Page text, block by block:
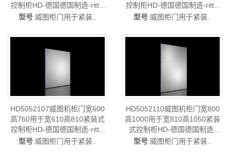
控制柜HD-德国德国制造-rittal
威图柜威图电柜威图控制柜威
图售后HD5052.106
型号:威图柜门用于紧装..
控制柜HD-德国德国制造-rittal
威图柜威图电柜威图控制柜威
图售后HD5052.109
型号:威图柜门用于紧装..
HD5052107威图机柜门宽600
高760用于宽610高810紧装式
控制柜HD-德国德国制造-rittal
威图柜威图电柜威图控制柜威
型号:威图柜门用于紧装..
HD5052110威图机柜门宽800
高1000用于宽810高1050紧装
式控制柜HD-德国德国制造-
rittal威图柜威图电柜威图控制
型号:威图柜门用于紧装..